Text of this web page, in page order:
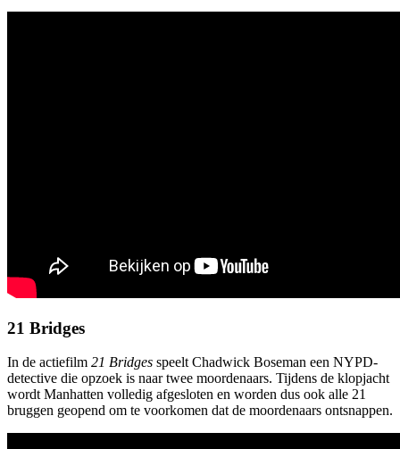
21 Bridges
In de actiefilm 21 Bridges speelt Chadwick Boseman een NYPD-
detective die opzoek is naar twee moordenaars. Tijdens de klopjacht
wordt Manhatten volledig afgesloten en worden dus ook alle 21
bruggen geopend om te voorkomen dat de moordenaars ontsnappen.